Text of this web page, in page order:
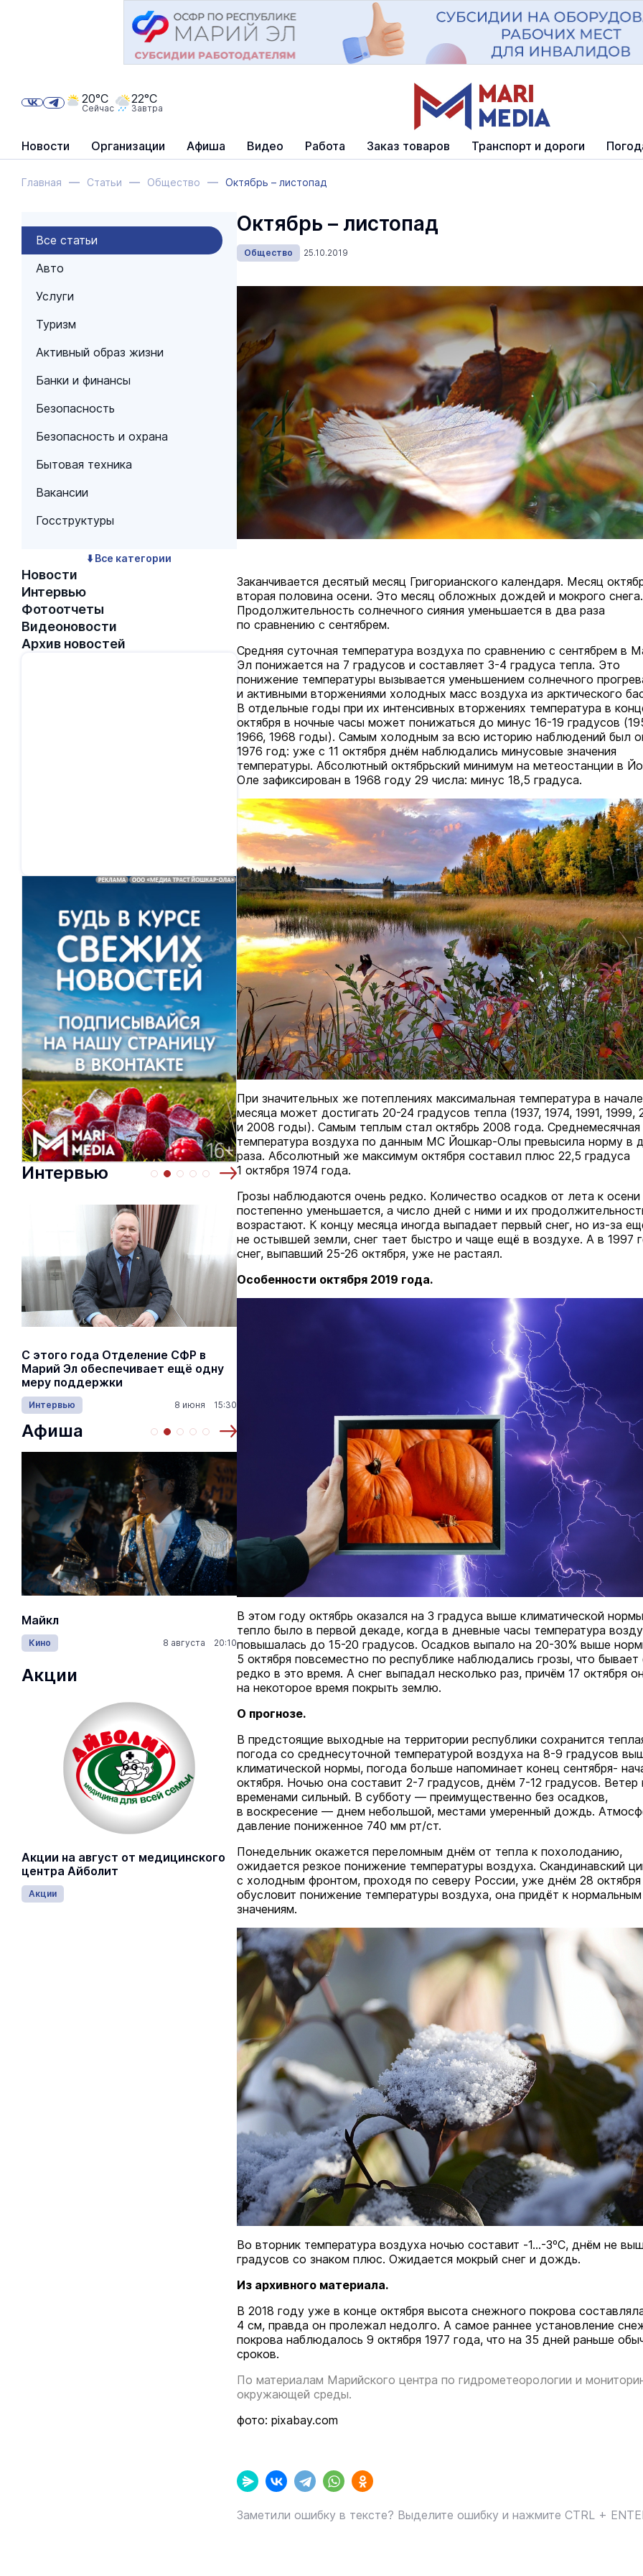
Новости Организации Афиша Видео Работа Заказ товаров Транспорт и дороги
20°C
Сейчас
22°C
Завтра
Главная Статьи Общество Октябрь – листопад
Все статьи
Авто
Услуги
Туризм
Активный образ жизни
Банки и финансы
Безопасность
Безопасность и охрана
Бытовая техника
Вакансии
Госструктуры
⬇️ Все категории
Новости
Интервью
Фотоотчеты
Видеоновости
Архив новостей
Интервью
С этого года Отделение СФР в
Марий Эл обеспечивает ещё одну
меру поддержки
Интервью 8 июня 15:30 18 марта 11:05
Как узнать на законных
кто собственник
Интервью
Афиша
Майкл
Кино 8 августа 20:10
Лида / Lida
Концерты 26 августа 19:00
На ощупь. Путеводитель
лабиринту
Город
Акции
Акции на август от медицинского
центра Айболит
Акции
Октябрь – листопад
Общество 25.10.2019
Заканчивается десятый месяц Григорианского календаря. Месяц
вторая половина осени. Это месяц обложных дождей и мокрого снега.
Продолжительность солнечного сияния уменьшается в два раза
по сравнению с сентябрем.
Средняя суточная температура воздуха по сравнению с сентябрем в
Эл понижается на 7 градусов и составляет 3-4 градуса тепла. Это
понижение температуры вызывается уменьшением солнечного
и активными вторжениями холодных масс воздуха из арктического
В отдельные годы при их интенсивных вторжениях температура в
октября в ночные часы может понижаться до минус 16-19 градусов
1966, 1968 годы). Самым холодным за всю историю наблюдений был
1976 год: уже с 11 октября днём наблюдались минусовые значения
температуры. Абсолютный октябрьский минимум на метеостанции в
Оле зафиксирован в 1968 году 29 числа: минус 18,5 градуса.
При значительных же потеплениях максимальная температура в начале
месяца может достигать 20-24 градусов тепла (1937, 1974, 1991, 1999,
и 2008 годы). Самым теплым стал октябрь 2008 года. Среднемесячная
температура воздуха по данным МС Йошкар-Олы превысила норму в
раза. Абсолютный же максимум октября составил плюс 22,5 градуса
1 октября 1974 года.
Грозы наблюдаются очень редко. Количество осадков от лета к осени
постепенно уменьшается, а число дней с ними и их
возрастают. К концу месяца иногда выпадает первый снег, но из-за
не остывшей земли, снег тает быстро и чаще ещё в воздухе. А в 1997
снег, выпавший 25-26 октября, уже не растаял.
Особенности октября 2019 года.
В этом году октябрь оказался на 3 градуса выше климатической
тепло было в первой декаде, когда в дневные часы температура
повышалась до 15-20 градусов. Осадков выпало на 20-30% выше
5 октября повсеместно по республике наблюдались грозы, что бывает
редко в это время. А снег выпадал несколько раз, причём 17 октября
на некоторое время покрыть землю.
О прогнозе.
В предстоящие выходные на территории республики сохранится
погода со среднесуточной температурой воздуха на 8-9 градусов
климатической нормы, погода больше напоминает конец сентября-
октября. Ночью она составит 2-7 градусов, днём 7-12 градусов.
временами сильный. В субботу — преимущественно без осадков,
в воскресение — днем небольшой, местами умеренный дождь.
давление пониженное 740 мм рт/ст.
Понедельник окажется переломным днём от тепла к похолоданию,
ожидается резкое понижение температуры воздуха. Скандинавский
с холодным фронтом, проходя по северу России, уже днём 28 октября
обусловит понижение температуры воздуха, она придёт к нормальным
значениям.
Во вторник температура воздуха ночью составит -1...-3ºС, днём не
градусов со знаком плюс. Ожидается мокрый снег и дождь.
Из архивного материала.
В 2018 году уже в конце октября высота снежного покрова
4 см, правда он пролежал недолго. А самое раннее установление
покрова наблюдалось 9 октября 1977 года, что на 35 дней раньше
сроков.
По материалам Марийского центра по гидрометеорологии и
окружающей среды.
фото: pixabay.com
Заметили ошибку в тексте? Выделите ошибку и нажмите CTRL +
Экология Вчера
Завтра кошатники Марий Эл
поздравят своих питомцев с
праздником
Общество Сегодня